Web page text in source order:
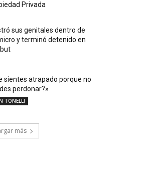
Privada
sus genitales dentro de
y terminó detenido en
sientes atrapado porque no
perdonar?»
TONELLI
más